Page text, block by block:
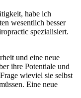
habe ich
wesentlich besser
spezialisiert.
und eine neue
ihre Potentiale und
wieviel sie selbst
Eine neue